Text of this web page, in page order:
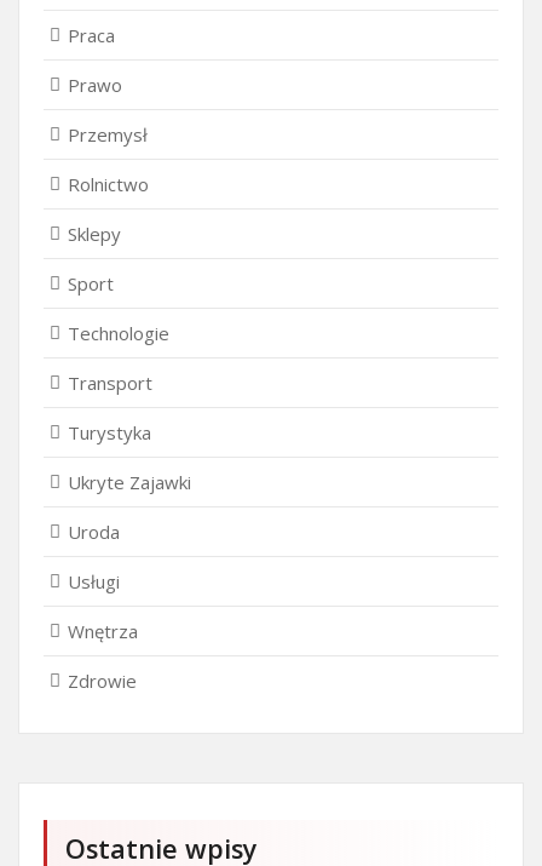
Praca
Prawo
Przemysł
Rolnictwo
Sklepy
Sport
Technologie
Transport
Turystyka
Ukryte Zajawki
Uroda
Usługi
Wnętrza
Zdrowie
Ostatnie wpisy